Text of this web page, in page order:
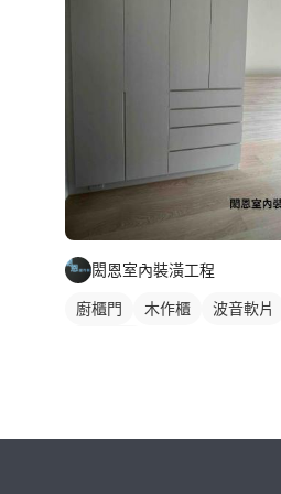
閎恩室內裝潢工程
廚櫃門 木作櫃
波音軟片